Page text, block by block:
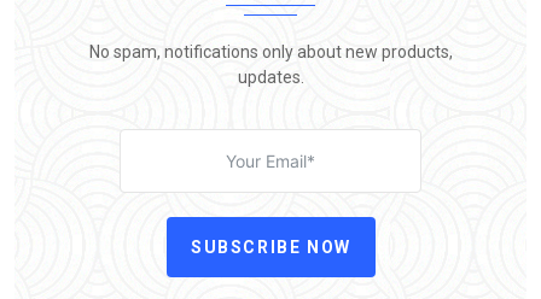
No spam, notifications only about new products,
updates.
SUBSCRIBE NOW